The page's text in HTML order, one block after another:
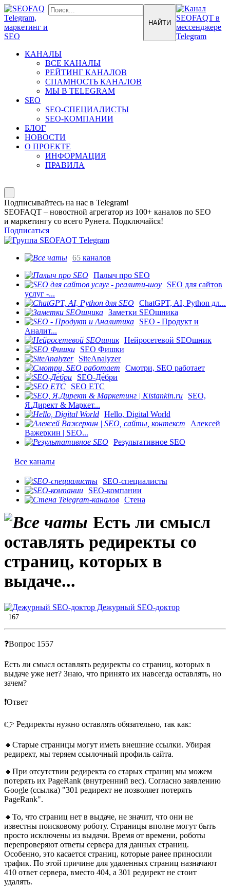
КАНАЛЫ
ВСЕ КАНАЛЫ
РЕЙТИНГ КАНАЛОВ
СПАМНОСТЬ КАНАЛОВ
МЫ В TELEGRAM
SEO
SEO-СПЕЦИАЛИСТЫ
SEO-КОМПАНИИ
БЛОГ
НОВОСТИ
О ПРОЕКТЕ
ИНФОРМАЦИЯ
ПРАВИЛА
Подписывайтесь на нас в Telegram!
SEOFAQT – новостной агрегатор из 100+ каналов по SEO
и маркетингу со всего Рунета. Подключайся!
Подписаться
65 каналов
Палыч про SEO
SEO для сайтов
услуг -...
ChatGPT, AI, Python дл...
Заметки SEOшника
SEO - Продукт и
Аналит...
Нейросетевой SEOшник
SEO Фишки
SiteAnalyzer
Смотри, SEO работает
SEO-Де́бри
SEO ETC
SEO,
Я.Директ & Маркет...
Hello, Digital World
Алексей
Важеркин | SEO...
Результативное SEO
Все каналы
SEO-специалисты
SEO-компании
Стена
Есть ли смысл
оставлять редиректы со
страниц, которых в
выдаче...
Дежурный SEO-доктор
167
❓Вопрос 1557
Есть ли смысл оставлять редиректы со страниц, которых в
выдаче уже нет? Знаю, что принято их навсегда оставлять, но
зачем?
❗️Ответ
👉 Редиректы нужно оставлять обязательно, так как:
🔸Старые страницы могут иметь внешние ссылки. Убирая
редирект, мы теряем ссылочный профиль сайта.
🔸При отсутствии редиректа со старых страниц мы можем
потерять их PageRank (внутренний вес). Согласно заявлению
Google (ссылка) "301 редирект не позволяет потерять
PageRank".
🔸То, что страниц нет в выдаче, не значит, что они не
известны поисковому роботу. Страницы вполне могут быть
просто исключены из выдачи. Время от времени, роботы
перепроверяют ответы сервера для данных страниц.
Особенно, это касается страниц, которые ранее приносили
трафик. По этой причине для удаленных страниц назначают
410 ответ сервера, вместо 404, а 301 редирект не стоит
удалять.